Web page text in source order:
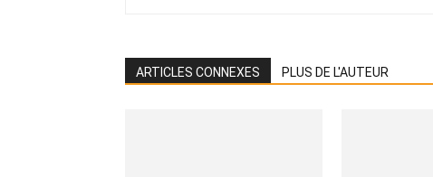
ARTICLES CONNEXES PLUS DE L'AUTEUR